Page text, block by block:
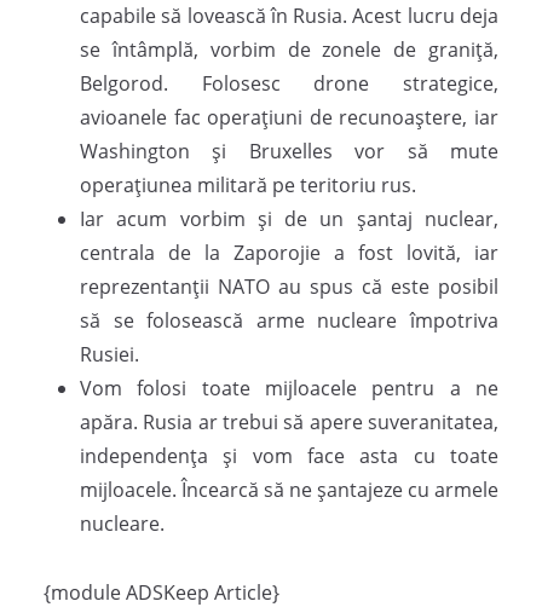
capabile să lovească în Rusia. Acest lucru deja
se întâmplă, vorbim de zonele de graniță,
Belgorod. Folosesc drone strategice,
avioanele fac operațiuni de recunoaștere, iar
Washington și Bruxelles vor să mute
operațiunea militară pe teritoriu rus.
Iar acum vorbim și de un șantaj nuclear,
centrala de la Zaporojie a fost lovită, iar
reprezentanții NATO au spus că este posibil
să se folosească arme nucleare împotriva
Rusiei.
Vom folosi toate mijloacele pentru a ne
apăra. Rusia ar trebui să apere suveranitatea,
independența și vom face asta cu toate
mijloacele. Încearcă să ne șantajeze cu armele
nucleare.
{module ADSKeep Article}